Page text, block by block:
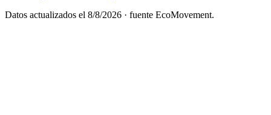
Datos actualizados el 8/8/2026 · fuente EcoMovement.